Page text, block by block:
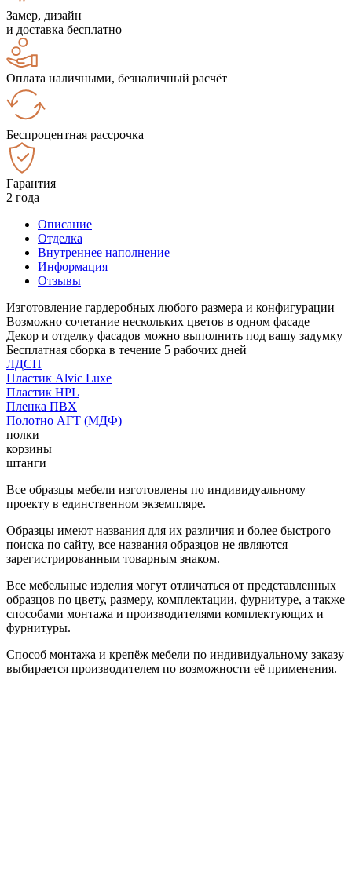
Замер, дизайн
и доставка бесплатно
Оплата наличными, безналичный расчёт
Беспроцентная рассрочка
Гарантия
2 года
Описание
Отделка
Внутреннее наполнение
Информация
Отзывы
Изготовление гардеробных любого размера и конфигурации
Возможно сочетание нескольких цветов в одном фасаде
Декор и отделку фасадов можно выполнить под вашу задумку
Бесплатная сборка в течение 5 рабочих дней
ЛДСП
Пластик Alvic Luxe
Пластик HPL
Пленка ПВХ
Полотно АГТ (МДФ)
полки
корзины
штанги
Все образцы мебели изготовлены по индивидуальному
проекту в единственном экземпляре.
Образцы имеют названия для их различия и более быстрого
поиска по сайту, все названия образцов не являются
зарегистрированным товарным знаком.
Все мебельные изделия могут отличаться от представленных
образцов по цвету, размеру, комплектации, фурнитуре, а также
способами монтажа и производителями комплектующих и
фурнитуры.
Способ монтажа и крепёж мебели по индивидуальному заказу
выбирается производителем по возможности её применения.